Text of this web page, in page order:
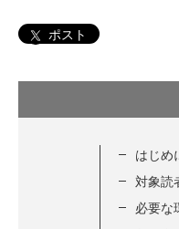
ポスト
はじめ
対象読
必要な